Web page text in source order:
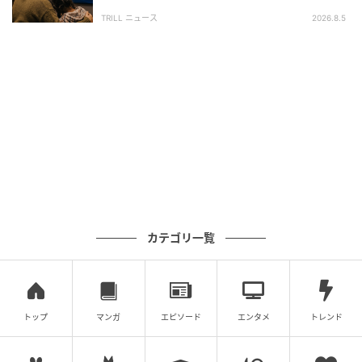
TRILL ニュース 2026.8.5
カテゴリ一覧
トップ マンガ エピソード エンタメ トレンド